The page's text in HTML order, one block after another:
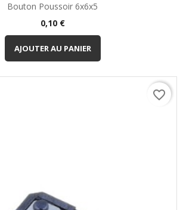
Bouton Poussoir 6x6x5
Prix
0,10 €
AJOUTER AU PANIER
favorite_border